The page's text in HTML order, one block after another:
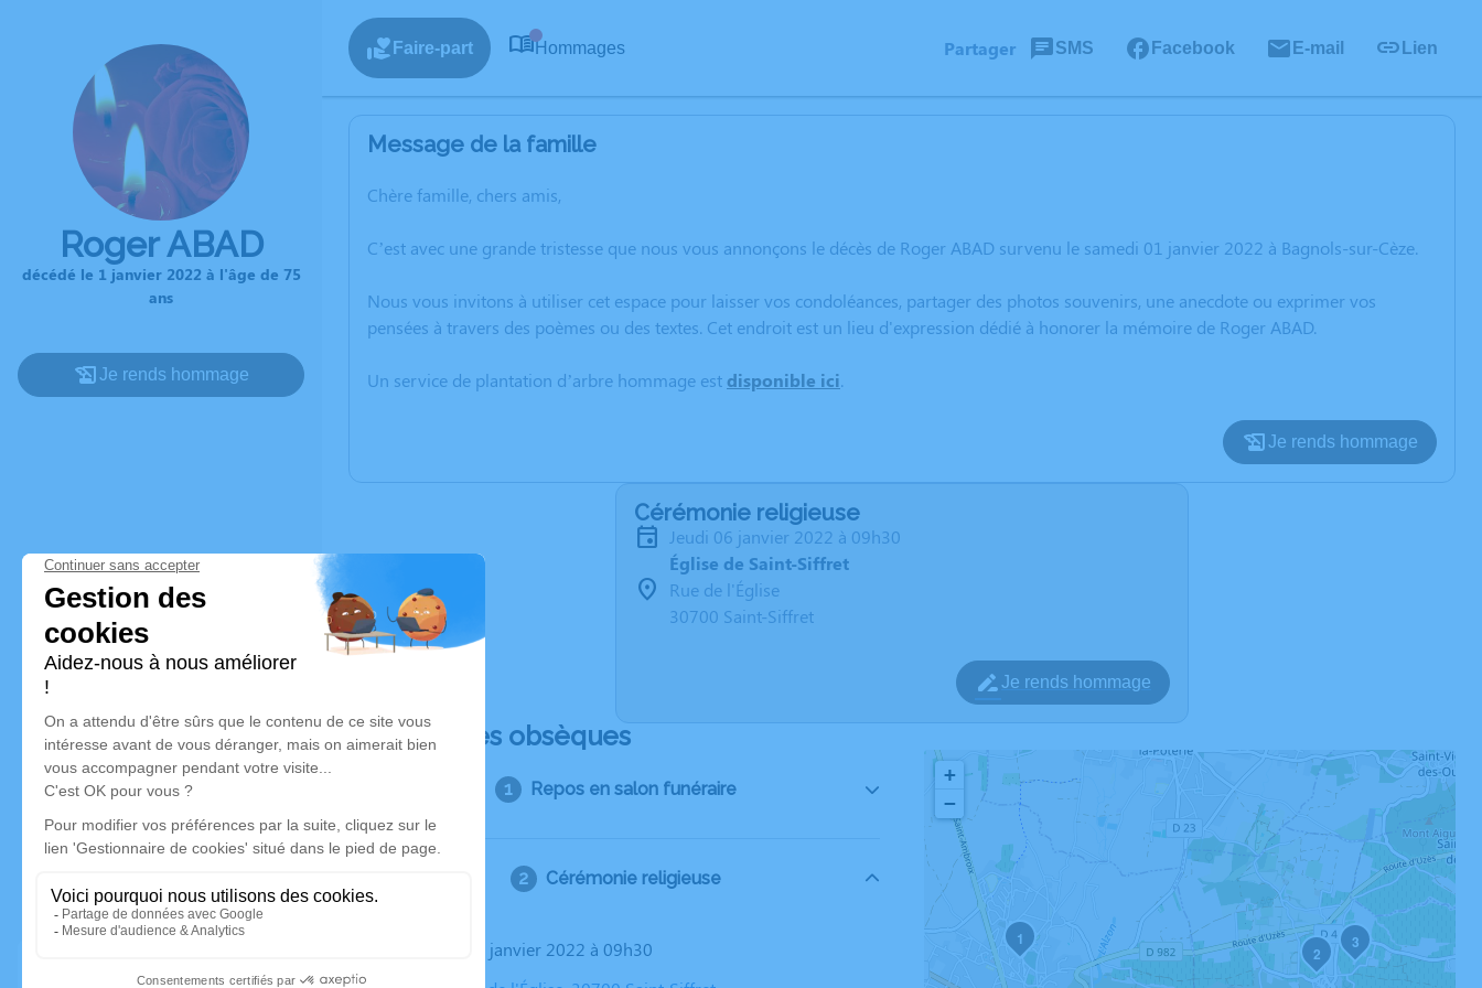
Roger ABAD
décédé le 1 janvier 2022 à l'âge de 75
ans
Je rends hommage
Faire-part Hommages Partager SMS Facebook E-mail Lien
Message de la famille
Chère famille, chers amis,
C’est avec une grande tristesse que nous vous annonçons le décès de Roger ABAD survenu le samedi 01 janvier 2022 à Bagnols-sur-Cèze.
Nous vous invitons à utiliser cet espace pour laisser vos condoléances, partager des photos souvenirs, une anecdote ou exprimer vos
pensées à travers des poèmes ou des textes. Cet endroit est un lieu d'expression dédié à honorer la mémoire de Roger ABAD.
Un service de plantation d’arbre hommage est disponible ici.
Je rends hommage
Cérémonie religieuse
jeudi 06 janvier 2022 à 09h30
Église de Saint-Siffret
Rue de l'Église
30700 Saint-Siffret
Je rends hommage
Déroulé des obsèques
Repos en salon funéraire
Cérémonie religieuse
Le jeudi 06 janvier 2022 à 09h30
1
2
3
+
−